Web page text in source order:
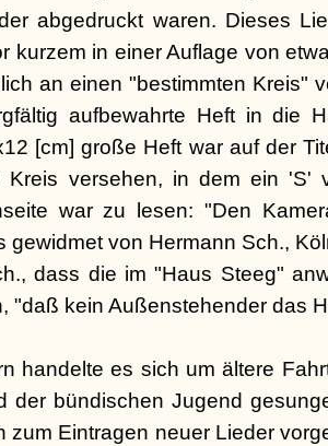
abgedruckt waren. Dieses
kurzem in einer Auflage von
an einen "bestimmten Kreis"
aufbewahrte Heft in die
[cm] große Heft war auf der
Kreis versehen, in dem ein 'S'
war zu lesen: "Den
gewidmet von Hermann Sch.,
dass die im "Haus Steeg"
"daß kein Außenstehender das
handelte es sich um ältere
der bündischen Jugend
zum Eintragen neuer Lieder